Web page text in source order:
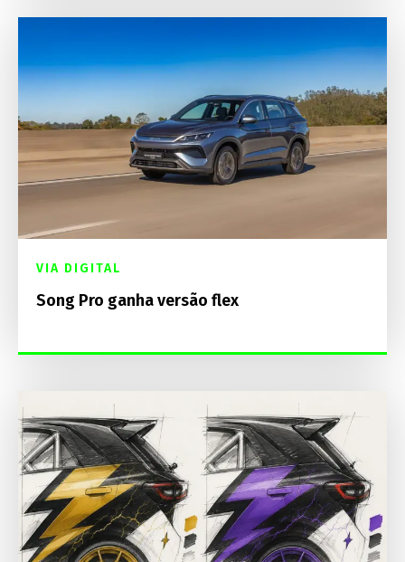
VIA DIGITAL
Song Pro ganha versão flex